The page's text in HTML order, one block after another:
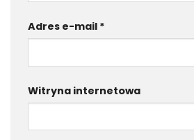
Adres e-mail *
Witryna internetowa